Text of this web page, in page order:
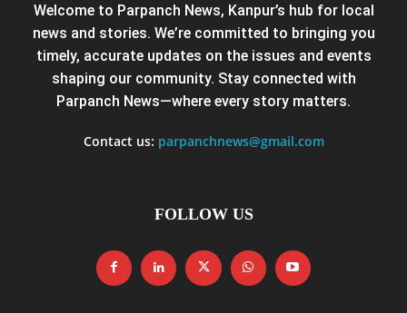
Welcome to Parpanch News, Kanpur’s hub for local
news and stories. We’re committed to bringing you
timely, accurate updates on the issues and events
shaping our community. Stay connected with
Parpanch News—where every story matters.
Contact us: parpanchnews@gmail.com
FOLLOW US